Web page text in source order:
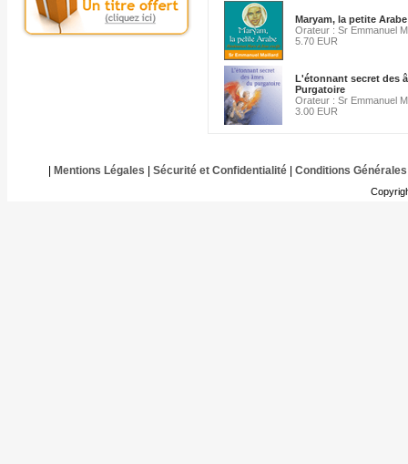
Maryam, la petite
Orateur : Sr Emmanuel
5.70 EUR
L'étonnant secret des
Purgatoire
Orateur : Sr Emmanuel
3.00 EUR
Mentions Légales Sécurité et Confidentialité| Conditions Générales